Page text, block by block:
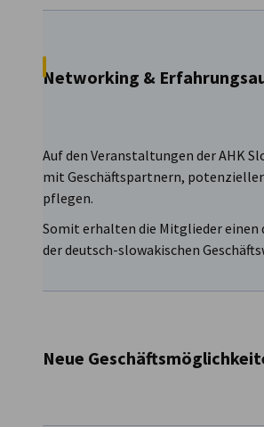
Networking &
Auf den Veranstaltungen der AHK
mit Geschäftspartnern,
pflegen.
Somit erhalten die Mitglieder
der deutsch-slowakischen
Neue